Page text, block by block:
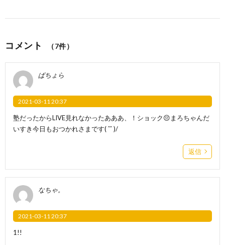
コメント （7件）
ぱちょら
2021-03-11 20:37
塾だったからLIVE見れなかったあああ、！ショック😔まろちゃんだ
いすき今日もおつかれさまです( ˆˆ )/
返信
なちゃ。
2021-03-11 20:37
1!!